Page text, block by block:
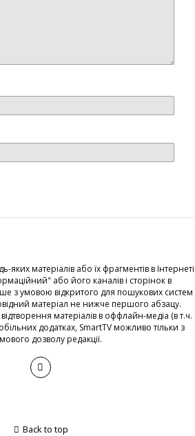
яких матеріалів або їх фрагментів в Інтернеті
або його каналів і сторінок в
з умовою відкритого для пошукових систем
матеріал не нижче першого абзацу.
матеріалів в оффлайн-медіа (в т.ч.
додатках, SmartTV можливо тільки з
дозволу редакції.
Back to top